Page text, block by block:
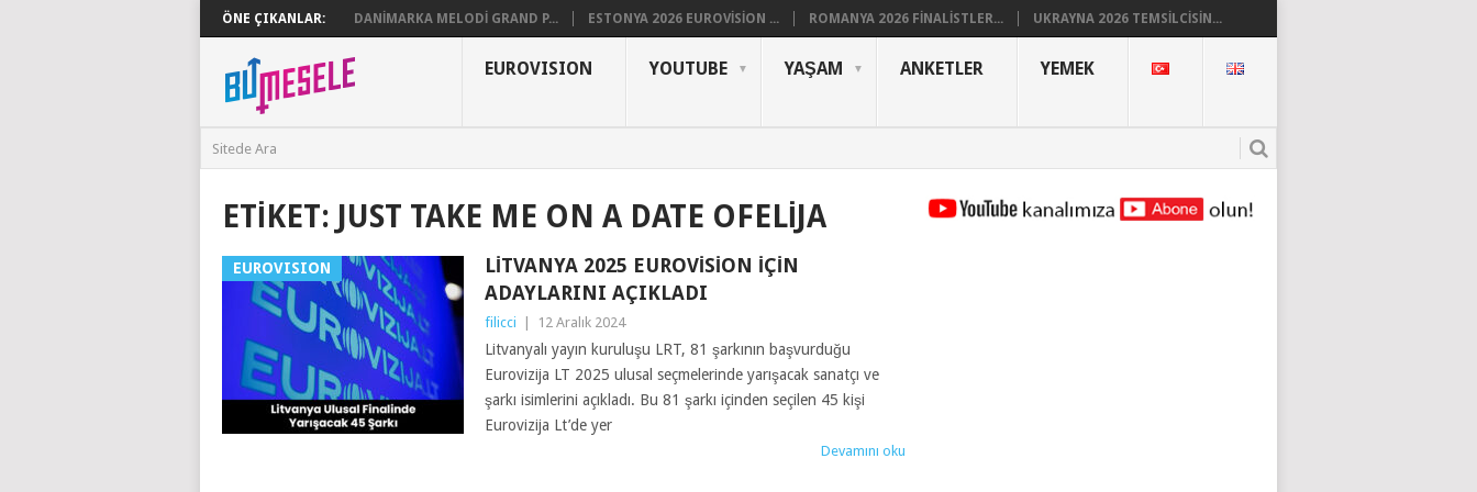
ÖNE ÇIKANLAR: DANIMARKA MELODI GRAND P... ESTONYA 2026 EUROVISION ... ROMANYA 2026 FINALISTLER... UKRAYNA 2026 TEMSILCISIN...
EUROVISION YOUTUBE YAŞAM ANKETLER YEMEK
ETIKET: JUST TAKE ME ON A DATE OFELIJA
EUROVISION
LITVANYA 2025 EUROVISION IÇIN
ADAYLARINI AÇIKLADI
filicci 12 Aralık 2024
Litvanyalı yayın kuruluşu LRT, 81 şarkının başvurduğu
Eurovizija LT 2025 ulusal seçmelerinde yarışacak sanatçı ve
şarkı isimlerini açıkladı. Bu 81 şarkı içinden seçilen 45 kişi
Eurovizija Lt’de yer
Devamını oku